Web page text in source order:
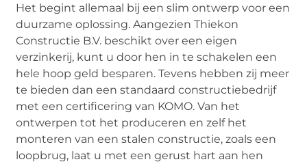
Het begint allemaal bij een slim ontwerp voor een
duurzame oplossing. Aangezien Thiekon
Constructie B.V. beschikt over een eigen
verzinkerij, kunt u door hen in te schakelen een
hele hoop geld besparen. Tevens hebben zij meer
te bieden dan een standaard constructiebedrijf
met een certificering van KOMO. Van het
ontwerpen tot het produceren en zelf het
monteren van een stalen constructie, zoals een
loopbrug, laat u met een gerust hart aan hen